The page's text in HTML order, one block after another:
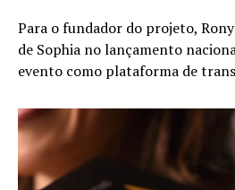
Para o fundador do projeto,
de Sophia no lançamento
evento como plataforma de